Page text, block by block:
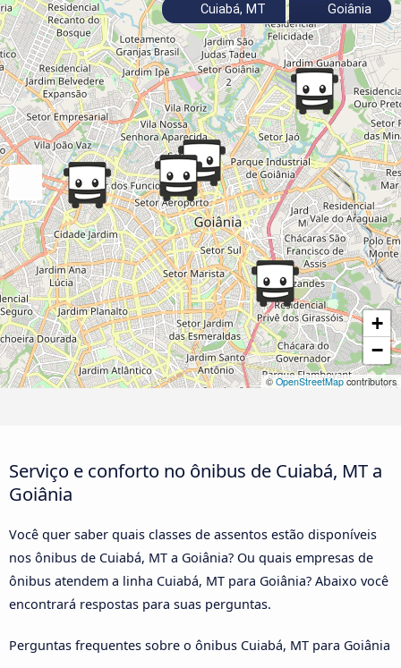
+
−
©OpenStreetMap contributors
Cuiabá, MT Goiânia
Serviço e conforto no ônibus de Cuiabá, MT a
Goiânia
Você quer saber quais classes de assentos estão disponíveis
nos ônibus de Cuiabá, MT a Goiânia? Ou quais empresas de
ônibus atendem a linha Cuiabá, MT para Goiânia? Abaixo você
encontrará respostas para suas perguntas.
Perguntas frequentes sobre o ônibus Cuiabá, MT para Goiânia